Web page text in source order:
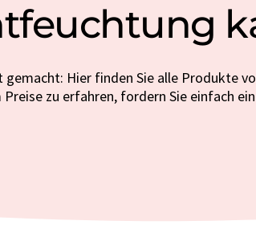
Hier finden Sie alle Produkte
Preise zu erfahren, fordern Sie einfach